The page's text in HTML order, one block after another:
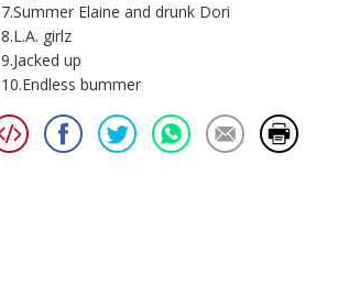
7.Summer Elaine and drunk Dori
8.L.A. girlz
9.Jacked up
10.Endless bummer